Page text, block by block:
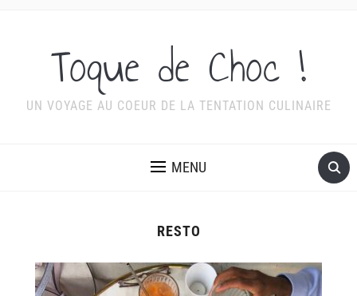
Toque de Choc !
UN VOYAGE AU COEUR DE LA TENTATION CULINAIRE
MENU
RESTO